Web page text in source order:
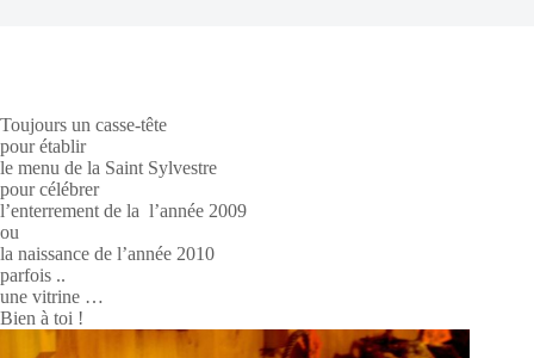
Toujours un casse-tête
pour établir
le menu de la Saint Sylvestre
pour célébrer
l’enterrement de la l’année 2009
ou
la naissance de l’année 2010
parfois ..
une vitrine …
Bien à toi !